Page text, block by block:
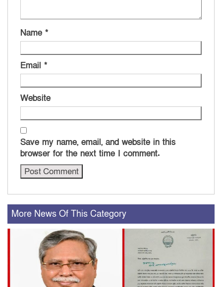
Name *
Email *
Website
Save my name, email, and website in this
browser for the next time I comment.
More News Of This Category